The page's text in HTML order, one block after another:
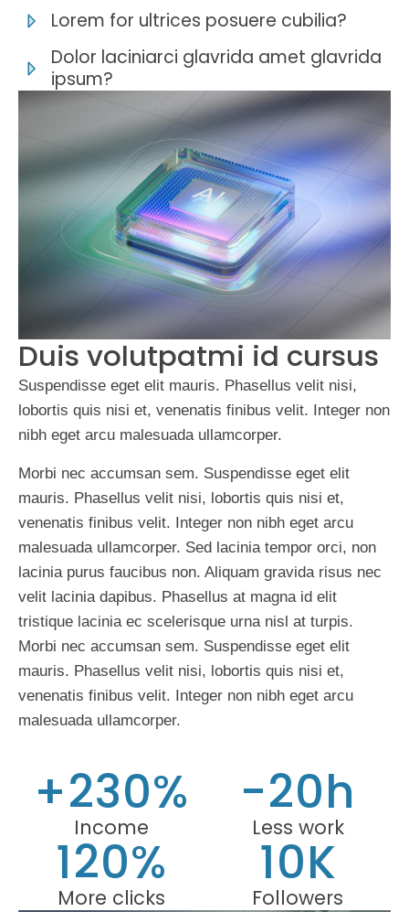
Lorem for ultrices posuere cubilia?
Dolor laciniarci glavrida amet glavrida
ipsum?
Duis volutpatmi id cursus
Suspendisse eget elit mauris. Phasellus velit nisi,
lobortis quis nisi et, venenatis finibus velit. Integer non
nibh eget arcu malesuada ullamcorper.
Morbi nec accumsan sem. Suspendisse eget elit
mauris. Phasellus velit nisi, lobortis quis nisi et,
venenatis finibus velit. Integer non nibh eget arcu
malesuada ullamcorper. Sed lacinia tempor orci, non
lacinia purus faucibus non. Aliquam gravida risus nec
velit lacinia dapibus. Phasellus at magna id elit
tristique lacinia ec scelerisque urna nisl at turpis.
Morbi nec accumsan sem. Suspendisse eget elit
mauris. Phasellus velit nisi, lobortis quis nisi et,
venenatis finibus velit. Integer non nibh eget arcu
malesuada ullamcorper.
+230%
Income
-20h
Less work
120%
More clicks
10K
Followers